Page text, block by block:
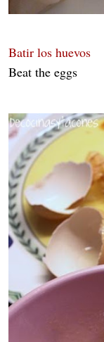
Batir los huevos
Beat the eggs